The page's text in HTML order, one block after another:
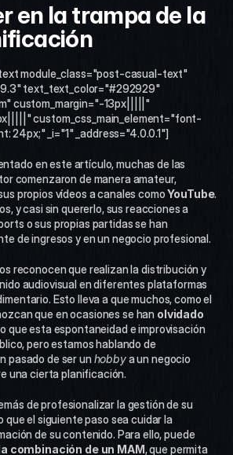
en la trampa de la
text_text_color="#292929"
custom_margin="-13px|||||"
custom_css_main_element="font-
24px;" _i="1" _address="4.0.0.1"]
en este artículo, muchas de las
comenzaron de manera amateur,
propios vídeos a canales como YouTube.
y casi sin quererlo, sus reacciones a
o sus propias partidas se han
de ingresos y en un negocio profesional.
reconocen que realizan la distribución y
audiovisual en diferentes plataformas
Esto lleva a que muchos, como el
que en ocasiones se han olvidado
que esta espontaneidad e improvisación
pero estamos hablando de
pasado de ser un hobby a un negocio
una cierta planificación.
de profesionalizar la gestión de su
que el siguiente paso sea cuidar la
de su contenido. Para ello, puede
combinación de un MAM, que permita